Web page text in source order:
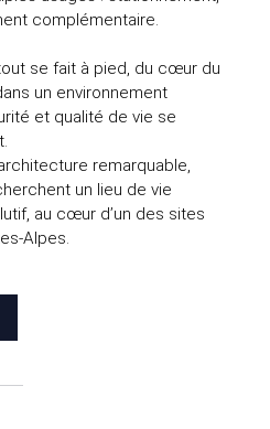
complémentaire.
se fait à pied, du cœur du
un environnement
et qualité de vie se
remarquable,
un lieu de vie
au cœur d’un des sites
Alpes.